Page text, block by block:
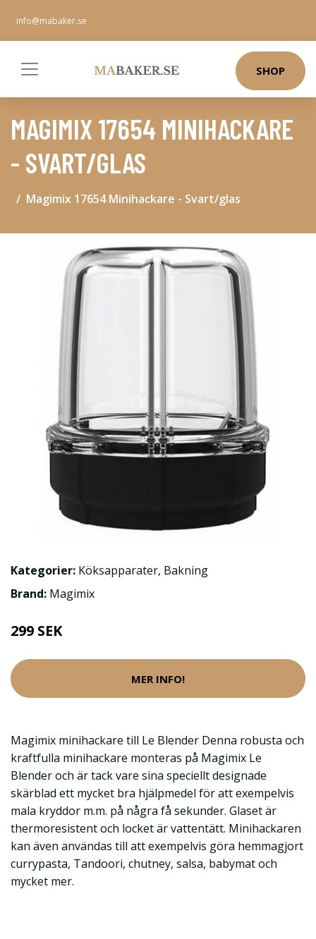
info@mabaker.se
SHOP
MAGIMIX 17654 MINIHACKARE
- SVART/GLAS
Magimix 17654 Minihackare - Svart/glas
Kategorier: Köksapparater, Bakning
Brand: Magimix
299 SEK
MER INFO!
Magimix minihackare till Le Blender Denna robusta och
kraftfulla minihackare monteras på Magimix Le
Blender och är tack vare sina speciellt designade
skärblad ett mycket bra hjälpmedel för att exempelvis
mala kryddor m.m. på några få sekunder. Glaset är
thermoresistent och locket är vattentätt. Minihackaren
kan även användas till att exempelvis göra hemmagjort
currypasta, Tandoori, chutney, salsa, babymat och
mycket mer.